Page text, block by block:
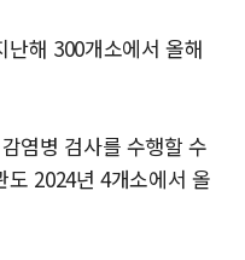
해 300개소에서 올해
염병 검사를 수행할 수
2024년 4개소에서 올